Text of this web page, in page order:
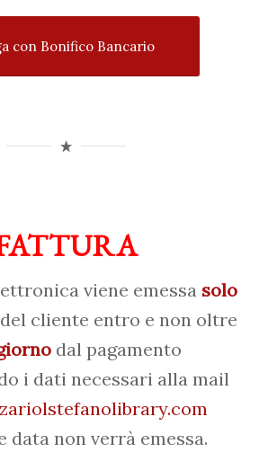
con Bonifico Bancario
viene emessasolo
cliente entro e non oltre
dal pagamento
i dati necessari alla mail
data non verrà emessa.